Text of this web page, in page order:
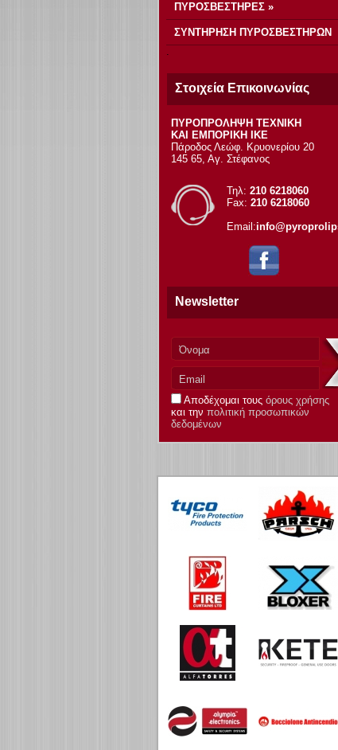
ΠΥΡΟΣΒΕΣΤΗΡΕΣ »
ΣΥΝΤΗΡΗΣΗ ΠΥΡΟΣΒΕΣΤΗΡΩΝ
Στοιχεία Επικοινωνίας
ΠΥΡΟΠΡΟΛΗΨΗ ΤΕΧΝΙΚΗ
ΚΑΙ ΕΜΠΟΡΙΚΗ ΙΚΕ
Πάροδος Λεώφ. Κρυονερίου 20
145 65, Αγ. Στέφανος
Τηλ: 210 6218060
Fax: 210 6218060
Email:
Newsletter
Αποδέχομαι τους όρους χρήσης
και την πολιτική προσωπικών
δεδομένων